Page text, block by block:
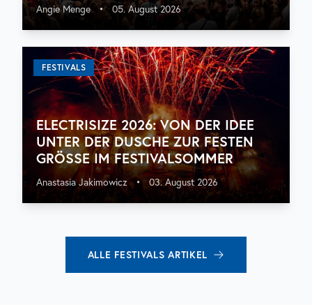
Angie Menge • 05. August 2026
FESTIVALS
ELECTRISIZE 2026: VON DER IDEE
UNTER DER DUSCHE ZUR FESTEN
GRÖSSE IM FESTIVALSOMMER
Anastasia Jakimowicz • 03. August 2026
ALLE FESTIVALS ARTIKEL